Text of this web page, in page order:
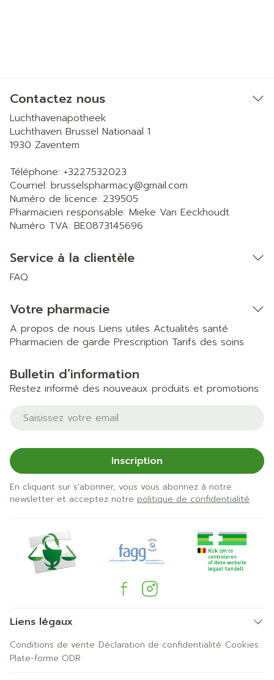
Contactez nous
Luchthavenapotheek
Luchthaven Brussel Nationaal 1
1930 Zaventem
Téléphone: +3227532023
Courriel: brusselspharmacy@gmail.com
Numéro de licence: 239505
Pharmacien responsable: Mieke Van Eeckhoudt
Numéro TVA: BE0873145696
Service à la clientèle
FAQ
Votre pharmacie
A propos de nous Liens utiles Actualités santé
Pharmacien de garde Prescription Tarifs des soins
Bulletin d’information
Restez informé des nouveaux produits et promotions
Adresse mail
Inscription
En cliquant sur s'abonner, vous vous abonnez à notre
newsletter et acceptez notre politique de confidentialité.
Liens légaux
Conditions de vente Déclaration de confidentialité Cookies
Plate-forme ODR